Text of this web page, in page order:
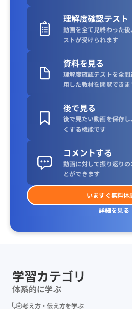
理解度確認テスト
動画を全て見終わった
ストが受けられます
資料を見る
理解度確認テストを全
用した教材を閲覧できま
後で見る
後で見たい動画を保存
くする機能です
コメントする
動画に対して振り返り
とができます
いますぐ無料体
詳細を見る
学習カテゴリ
体系的に学ぶ
考え方・伝え方を学ぶ